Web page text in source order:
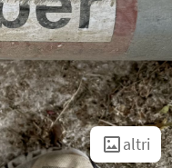
altri